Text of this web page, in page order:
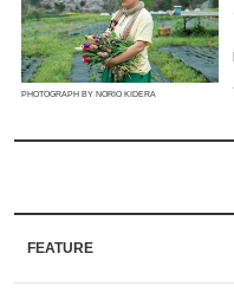
PHOTOGRAPH BY NORIO KIDERA
FEATURE